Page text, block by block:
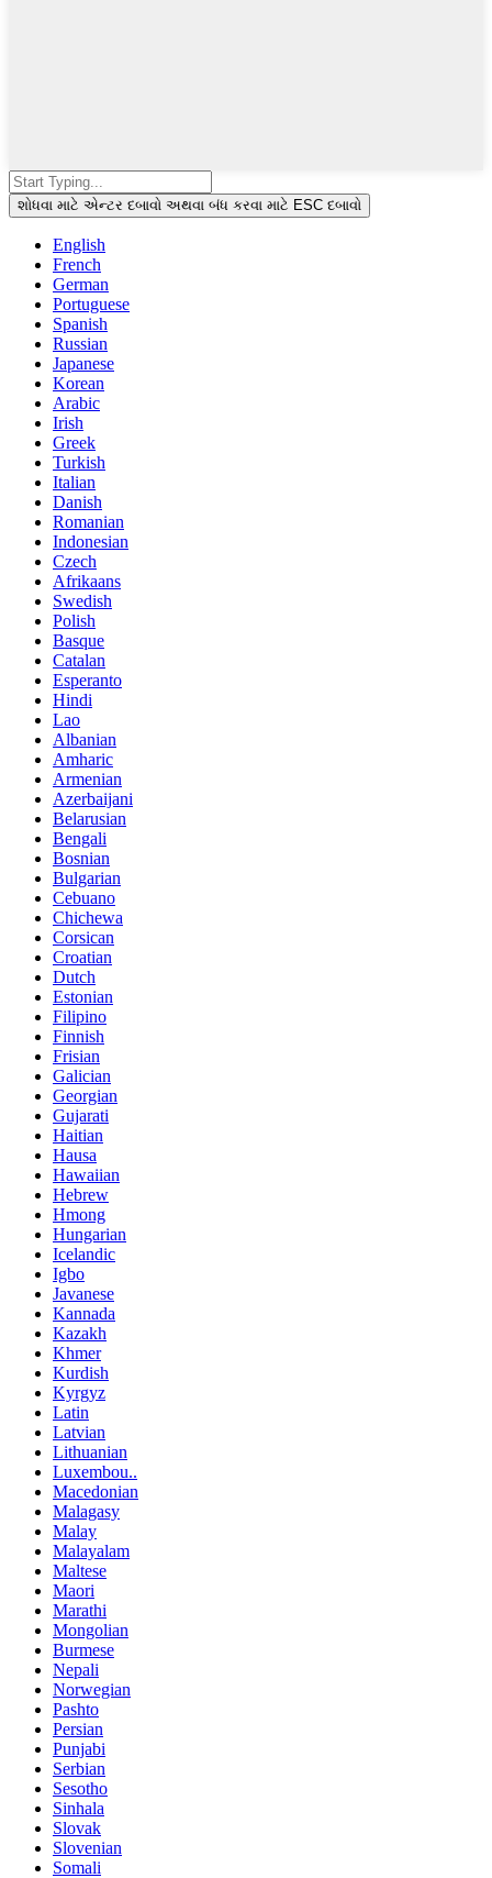
શોધવા માટે એન્ટર દબાવો અથવા બંધ કરવા માટે ESC દબાવો
English
French
German
Portuguese
Spanish
Russian
Japanese
Korean
Arabic
Irish
Greek
Turkish
Italian
Danish
Romanian
Indonesian
Czech
Afrikaans
Swedish
Polish
Basque
Catalan
Esperanto
Hindi
Lao
Albanian
Amharic
Armenian
Azerbaijani
Belarusian
Bengali
Bosnian
Bulgarian
Cebuano
Chichewa
Corsican
Croatian
Dutch
Estonian
Filipino
Finnish
Frisian
Galician
Georgian
Gujarati
Haitian
Hausa
Hawaiian
Hebrew
Hmong
Hungarian
Icelandic
Igbo
Javanese
Kannada
Kazakh
Khmer
Kurdish
Kyrgyz
Latin
Latvian
Lithuanian
Luxembou..
Macedonian
Malagasy
Malay
Malayalam
Maltese
Maori
Marathi
Mongolian
Burmese
Nepali
Norwegian
Pashto
Persian
Punjabi
Serbian
Sesotho
Sinhala
Slovak
Slovenian
Somali